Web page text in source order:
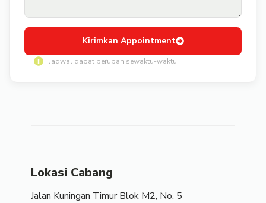
Kirimkan Appointment
Jadwal dapat berubah sewaktu-waktu
Lokasi Cabang
Jalan Kuningan Timur Blok M2, No. 5